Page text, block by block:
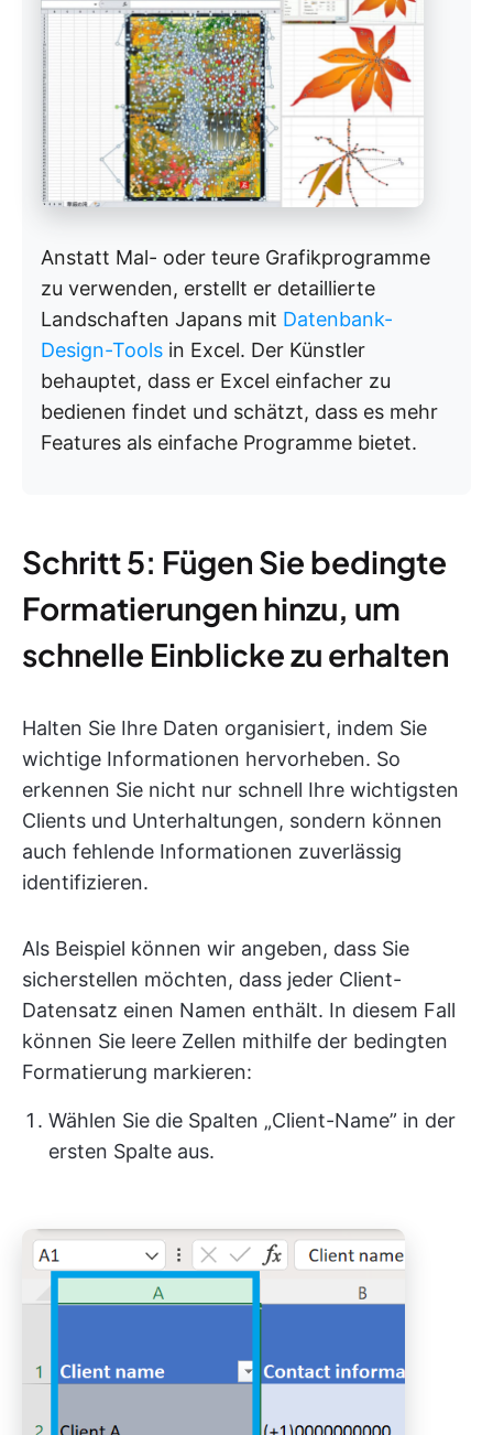
Anstatt Mal- oder teure Grafikprogramme
zu verwenden, erstellt er detaillierte
Landschaften Japans mit Datenbank-
Design-Tools in Excel. Der Künstler
behauptet, dass er Excel einfacher zu
bedienen findet und schätzt, dass es mehr
Features als einfache Programme bietet.
Schritt 5: Fügen Sie bedingte
Formatierungen hinzu, um
schnelle Einblicke zu erhalten
Halten Sie Ihre Daten organisiert, indem Sie
wichtige Informationen hervorheben. So
erkennen Sie nicht nur schnell Ihre wichtigsten
Clients und Unterhaltungen, sondern können
auch fehlende Informationen zuverlässig
identifizieren.
Als Beispiel können wir angeben, dass Sie
sicherstellen möchten, dass jeder Client-
Datensatz einen Namen enthält. In diesem Fall
können Sie leere Zellen mithilfe der bedingten
Formatierung markieren:
Wählen Sie die Spalten „Client-Name” in der
ersten Spalte aus.